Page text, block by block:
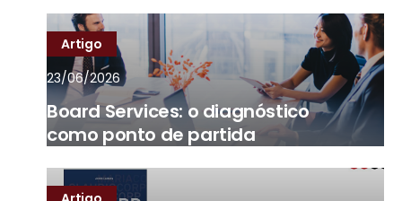
Artigo
23/06/2026
Board Services: o diagnóstico
como ponto de partida